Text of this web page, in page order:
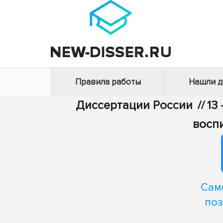
Правила работы Нашли
Диссертации России //13